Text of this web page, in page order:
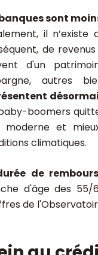
sont
il
de
d'un
autres
boomers
moderne et
climatiques.
de
d'âge des 55/
de